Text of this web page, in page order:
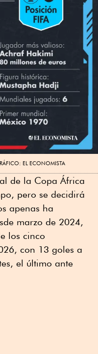
EL ECONOMISTA
de la Copa África
pero se decidirá
apenas ha
marzo de 2024,
los cinco
con 13 goles a
el último ante